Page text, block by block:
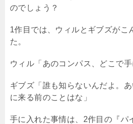
のでしょう？
1作目では、ウィルとギブズがこ
た。
ウィル「あのコンパス、どこで手
ギブズ「誰も知らないんだよ。
に来る前のことはな」
手に入れた事情は、2作目の『パ